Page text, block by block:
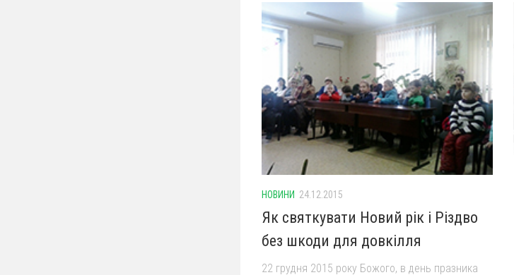
НОВИНИ 24.12.2015
Як святкувати Новий рік і Різдво
без шкоди для довкілля
22 грудня 2015 року Божого, в день празника